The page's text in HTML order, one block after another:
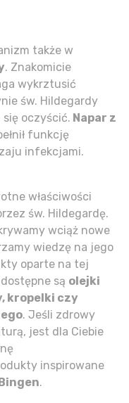
także w
. Znakomicie
wykrztusić
św. Hildegardy
oczyścić. Napar z
funkcję
infekcjami.
właściwości
św. Hildegardę.
wciąż nowe
wiedzę na jego
oparte na tej
są olejki
kropelki czy
. Jeśli zdrowy
jest dla Ciebie
inspirowane
.